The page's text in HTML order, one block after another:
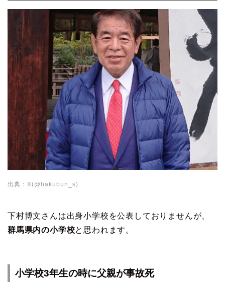
出典：X(@hakubun_s)
下村博文さんは出身小学校を公表しておりませんが、
群馬県内の小学校と思われます。
小学校3年生の時に父親が事故死